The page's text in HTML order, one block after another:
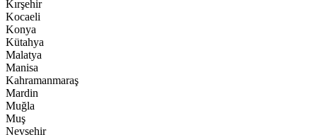
Kırşehir
Kocaeli
Konya
Kütahya
Malatya
Manisa
Kahramanmaraş
Mardin
Muğla
Muş
Nevşehir